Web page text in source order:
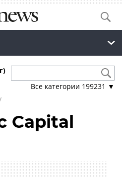
Все категории 199231 ▼
Capital